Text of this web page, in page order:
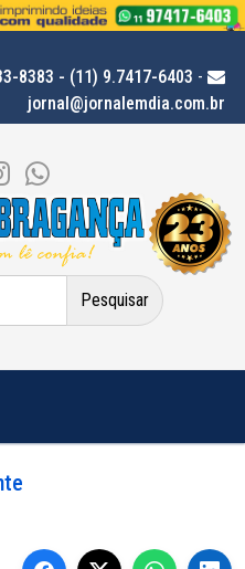
8383 - (11) 9.7417-6403 -
jornal@jornalemdia.com.br